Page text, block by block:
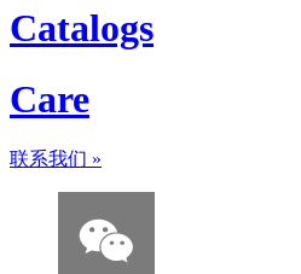
Catalogs
Care
联系我们 »